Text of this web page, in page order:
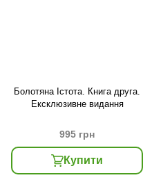
Болотяна Істота. Книга друга.
Ексклюзивне видання
995 грн
Купити